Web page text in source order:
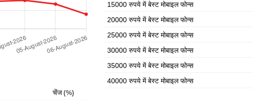
चेंज (%)
15000 रुपये में बेस्ट मोबाइल फोन्स
20000 रुपये में बेस्ट मोबाइल फोन्स
25000 रुपये में बेस्ट मोबाइल फोन्स
30000 रुपये में बेस्ट मोबाइल फोन्स
35000 रुपये में बेस्ट मोबाइल फोन्स
40000 रुपये में बेस्ट मोबाइल फोन्स